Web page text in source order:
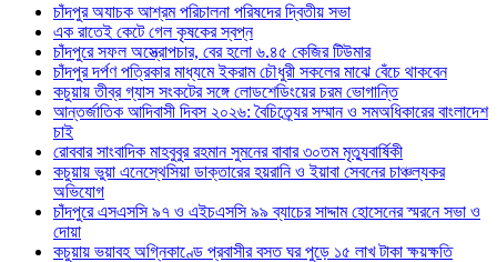
চাঁদপুর অযাচক আশ্রম পরিচালনা পরিষদের দ্বিতীয় সভা
এক রাতেই কেটে গেল কৃষকের স্বপ্ন
চাঁদপুরে সফল অস্ত্রোপচার, বের হলো ৬.৪৫ কেজির টিউমার
চাঁদপুর দর্পণ পত্রিকার মাধ্যমে ইকরাম চৌধুরী সকলের মাঝে বেঁচে থাকবেন
কচুয়ায় তীব্র গ্যাস সংকটের সঙ্গে লোডশেডিংয়ের চরম ভোগান্তি
আন্তর্জাতিক আদিবাসী দিবস ২০২৬: বৈচিত্র্যের সম্মান ও সমঅধিকারের বাংলাদেশ
চাই
রোববার সাংবাদিক মাহবুবুর রহমান সুমনের বাবার ৩০তম মৃত্যুবার্ষিকী
কচুয়ায় ভুয়া এনেস্থেসিয়া ডাক্তারের হয়রানি ও ইয়াবা সেবনের চাঞ্চল্যকর
অভিযোগ
চাঁদপুরে এসএসসি ৯৭ ও এইচএসসি ৯৯ ব্যাচের সাদ্দাম হোসেনের স্মরনে সভা ও
দোয়া
কচুয়ায় ভয়াবহ অগ্নিকাণ্ডে প্রবাসীর বসত ঘর পুড়ে ১৫ লাখ টাকা ক্ষয়ক্ষতি